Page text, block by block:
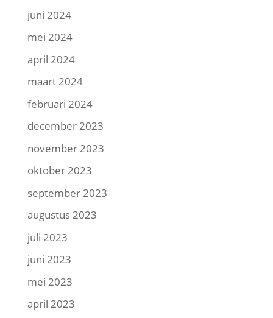
juni 2024
mei 2024
april 2024
maart 2024
februari 2024
december 2023
november 2023
oktober 2023
september 2023
augustus 2023
juli 2023
juni 2023
mei 2023
april 2023